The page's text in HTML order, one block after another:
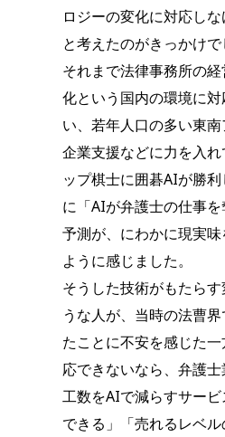
ロジーの変化に対応しな
と考えたのがきっかけで
それまで法律事務所の
化という国内の環境に
い、若年人口の多い東
企業支援などに力を入
ップ棋士に囲碁AIが勝
に「AIが弁護士の仕事
予測が、にわかに現実
ように感じました。
そうした技術がもたら
うな人が、当時の法曹
たことに不安を感じた
応できないなら、弁護
工数をAIで減らすサー
できる」「売れるレベ